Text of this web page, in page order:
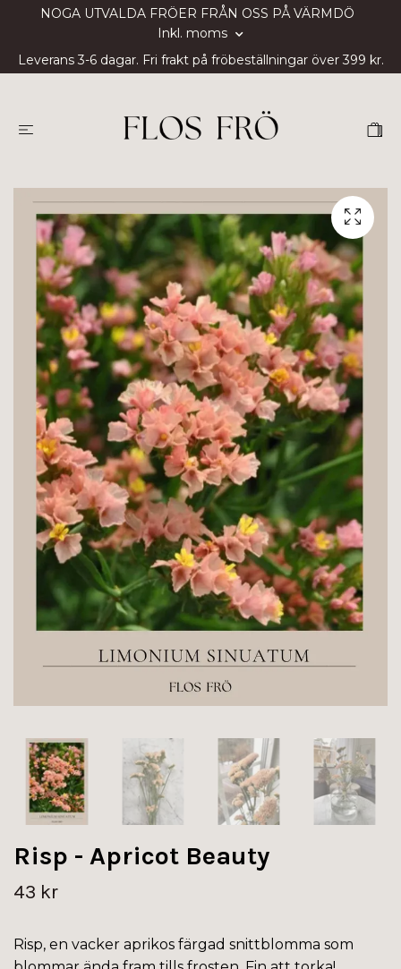
NOGA UTVALDA FRÖER FRÅN OSS PÅ VÄRMDÖ
Inkl. moms
Leverans 3-6 dagar. Fri frakt på fröbeställningar över 399 kr.
Risp - Apricot Beauty
43 kr
Risp, en vacker aprikos färgad snittblomma som